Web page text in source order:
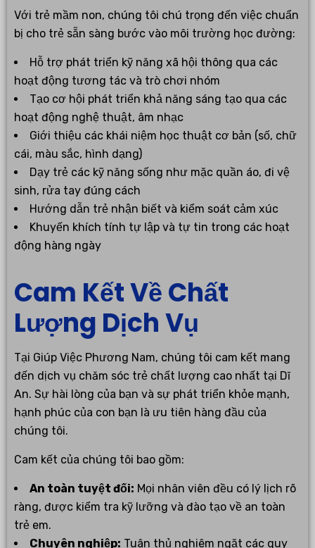
Với trẻ mầm non, chúng tôi chú trọng đến việc chuẩn
bị cho trẻ sẵn sàng bước vào môi trường học đường:
Hỗ trợ phát triển kỹ năng xã hội thông qua các
hoạt động tương tác và trò chơi nhóm
Tạo cơ hội phát triển khả năng sáng tạo qua các
hoạt động nghệ thuật, âm nhạc
Giới thiệu các khái niệm học thuật cơ bản (số, chữ
cái, màu sắc, hình dạng)
Dạy trẻ các kỹ năng sống như mặc quần áo, đi vệ
sinh, rửa tay đúng cách
Hướng dẫn trẻ nhận biết và kiểm soát cảm xúc
Khuyến khích tính tự lập và tự tin trong các hoạt
động hàng ngày
Cam Kết Về Chất
Lượng Dịch Vụ
Tại Giúp Việc Phương Nam, chúng tôi cam kết mang
đến dịch vụ chăm sóc trẻ chất lượng cao nhất tại Dĩ
An. Sự hài lòng của bạn và sự phát triển khỏe mạnh,
hạnh phúc của con bạn là ưu tiên hàng đầu của
chúng tôi.
Cam kết của chúng tôi bao gồm:
An toàn tuyệt đối: Mọi nhân viên đều có lý lịch rõ
ràng, được kiểm tra kỹ lưỡng và đào tạo về an toàn
trẻ em.
Chuyên nghiệp: Tuân thủ nghiêm ngặt các quy